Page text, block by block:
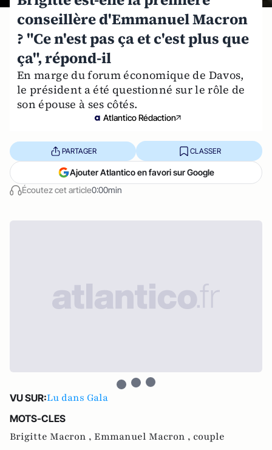
conseillère d'Emmanuel Macron
? "Ce n'est pas ça et c'est plus que
ça", répond-il
En marge du forum économique de Davos,
le président a été questionné sur le rôle de
son épouse à ses côtés.
Atlantico Rédaction
Écoutez cet article0:00min
PARTAGER CLASSER
Ajouter Atlantico en favori sur Google
VU SUR:Lu dans Gala
MOTS-CLES
Brigitte Macron , Emmanuel Macron , couple